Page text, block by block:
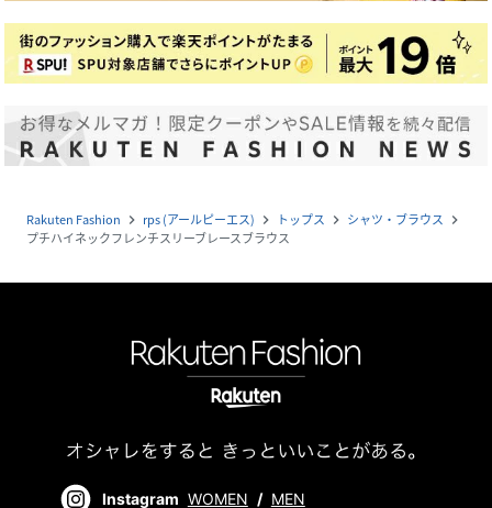
Rakuten Fashion navigate_next rps (アールピーエス) navigate_next トップス navigate_next シャツ・ブラウス navigate_next
プチハイネックフレンチスリーブレースブラウス
Instagram WOMEN / MEN